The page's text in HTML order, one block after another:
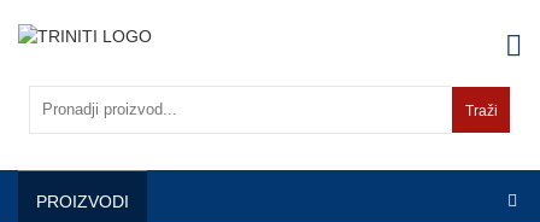
Traži
PROIZVODI